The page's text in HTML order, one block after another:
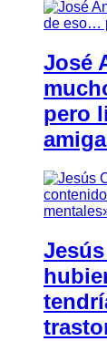
José
pero